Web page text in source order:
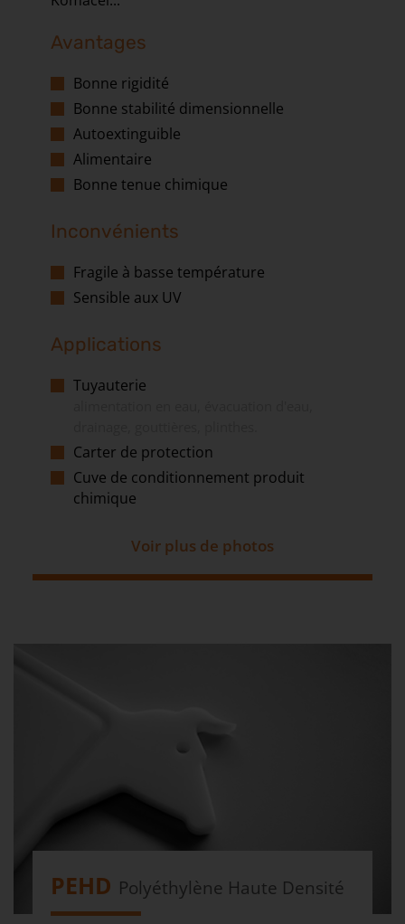
Avantages
Bonne rigidité
Bonne stabilité dimensionnelle
Autoextinguible
Alimentaire
Bonne tenue chimique
Inconvénients
Fragile à basse température
Sensible aux UV
Applications
Tuyauterie
Carter de protection
Cuve de conditionnement produit
chimique
Voir plus de photos
PEHD Polyéthylène Haute Densité